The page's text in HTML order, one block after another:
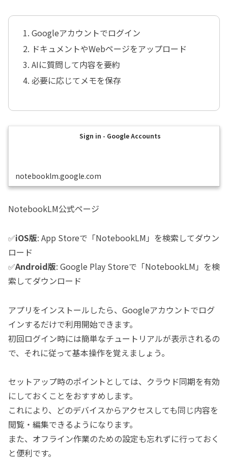
Googleアカウントでログイン
ドキュメントやWebページをアップロード
AIに質問して内容を要約
必要に応じてメモを保存
Sign in - Google Accounts
notebooklm.google.com
NotebookLM公式ページ
✅️iOS版: App Storeで「NotebookLM」を検索してダウン
ロード
✅️Android版: Google Play Storeで「NotebookLM」を検
索してダウンロード
アプリをインストールしたら、Googleアカウントでログ
インするだけで利用開始できます。
初回ログイン時には簡単なチュートリアルが表示されるの
で、それに従って基本操作を覚えましょう。
セットアップ時のポイントとしては、クラウド同期を有効
にしておくことをおすすめします。
これにより、どのデバイスからアクセスしても同じ内容を
閲覧・編集できるようになります。
また、オフライン作業のための設定も忘れずに行っておく
と便利です。